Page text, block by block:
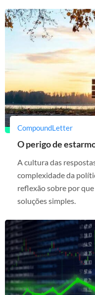
CompoundLetter
O perigo de
A cultura das
complexidade da
reflexão sobre por
soluções simples.